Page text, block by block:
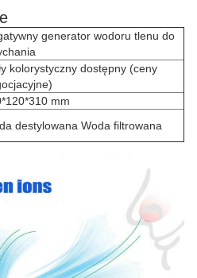
generator wodoru tlenu do
kolorystyczny dostępny (ceny
mm
destylowana Woda filtrowana